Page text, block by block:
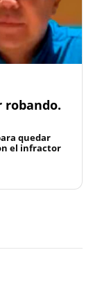
robando.
quedar
el infractor